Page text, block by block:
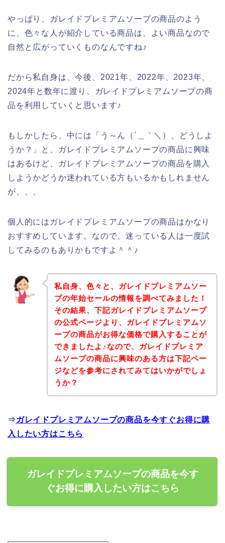
やっぱり、ガレイドプレミアムソープの商品のよう
に、色々な人が紹介している商品は、よい商品なので
自然と広がっていくものなんですね♪
だから私自身は、今後、2021年、2022年、2023年、
2024年と数年に渡り、ガレイドプレミアムソープの商
品を利用していくと思います♪
もしかしたら、中には「う～ん（´＿｀＼）、どうしよ
うか？」と、ガレイドプレミアムソープの商品に興味
はあるけど、ガレイドプレミアムソープの商品を購入
しようかどうか迷われている方もいるかもしれません
が、、、
個人的にはガレイドプレミアムソープの商品はかなり
おすすめしています。なので、迷っている人は一度試
してみるのもありかもですよ＾＾♪
私自身、色々と、ガレイドプレミアムソー
プの年始セールの情報を調べてみました！
その結果、下記ガレイドプレミアムソープ
の公式ページより、ガレイドプレミアムソ
ープの商品がお得な価格で購入することが
できましたよ♪なので、ガレイドプレミア
ムソープの商品に興味のある方は下記ペー
ジなどを参考にされてみてはいかがでしょ
うか？
⇒ ガレイドプレミアムソープの商品を今すぐお得に購
入したい方はこちら
ガレイドプレミアムソープの商品を今す
ぐお得に購入したい方はこちら